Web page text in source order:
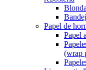
Papel de
Papel
(wrap